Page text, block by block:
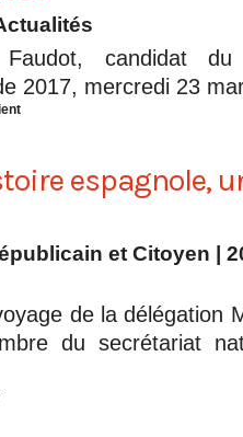
candidat
2017, mercredi 23
espagnole,
et Citoyen |
de la délégation
du secrétariat